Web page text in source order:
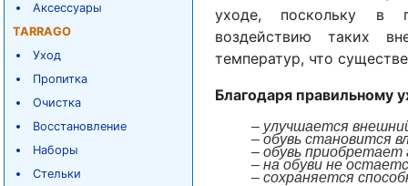
Аксессуары
TARRAGO
Уход
Пропитка
Очистка
Восстановление
Наборы
Стельки
уходе, поскольку в
воздействию таких
температур, что
Благодаря правильному
– улучшается
– обувь становится
– обувь
– на обуви не
– сохраняется